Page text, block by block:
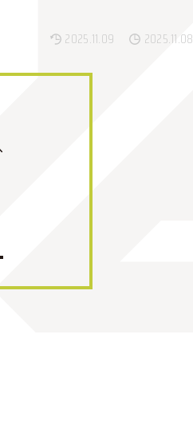
2025.11.09 2025.11.08